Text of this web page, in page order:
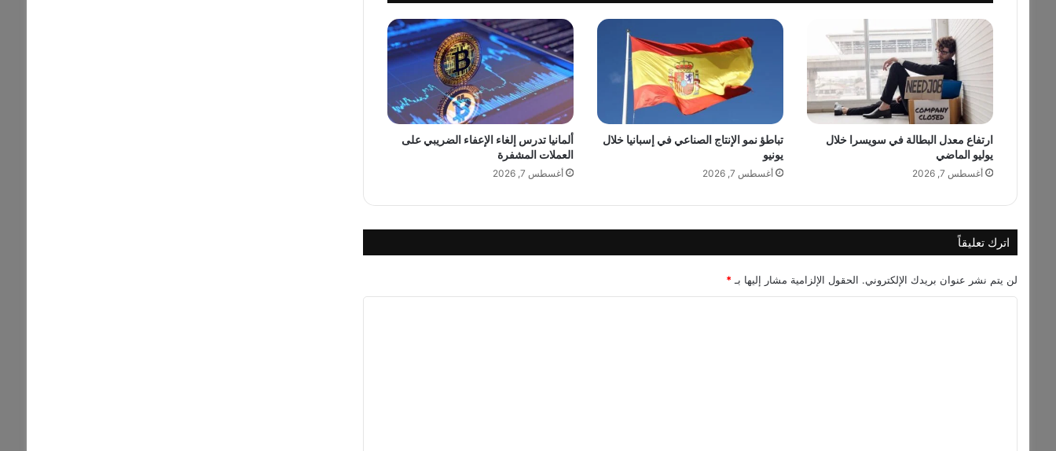
ا
ت
ع
ف
و
ي
و
ه
ي
ت
ض
غ
د
ء
ط
ل
ت
ه
ا
ا
ل
ر
ارتفاع معدل البطالة في سويسرا خلال
يوليو الماضي
أغسطس 7, 2026
تباطؤ نمو الإنتاج الصناعي في إسبانيا خلال
يونيو
أغسطس 7, 2026
ألمانيا تدرس إلغاء الإعفاء الضريبي على
العملات المشفرة
أغسطس 7, 2026
اترك تعليقاً
لن يتم نشر عنوان بريدك الإلكتروني. الحقول الإلزامية مشار إليها بـ *